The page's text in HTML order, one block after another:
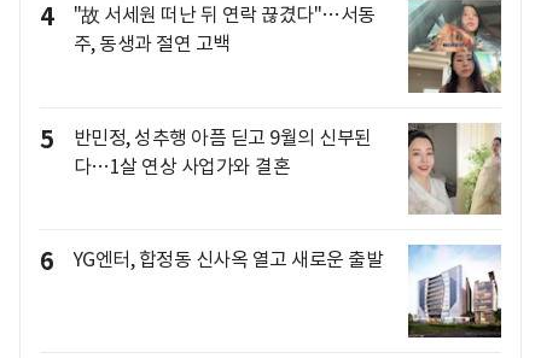
4
"故 서세원 떠난 뒤 연락 끊겼다"…서동
주, 동생과 절연 고백
5
반민정, 성추행 아픔 딛고 9월의 신부된
다…1살 연상 사업가와 결혼
6 YG엔터, 합정동 신사옥 열고 새로운 출발